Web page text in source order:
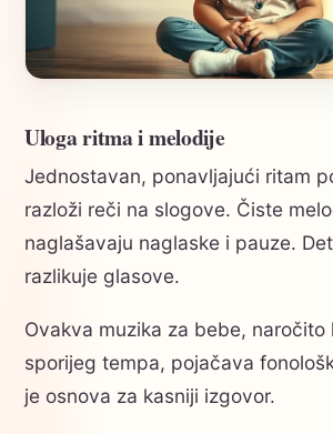
Uloga ritma i melodije
Jednostavan, ponavljajući ritam
razloži reči na slogove. Čiste
naglašavaju naglaske i pauze.
razlikuje glasove.
Ovakva muzika za bebe, naročito
sporijeg tempa, pojačava
je osnova za kasniji izgovor.